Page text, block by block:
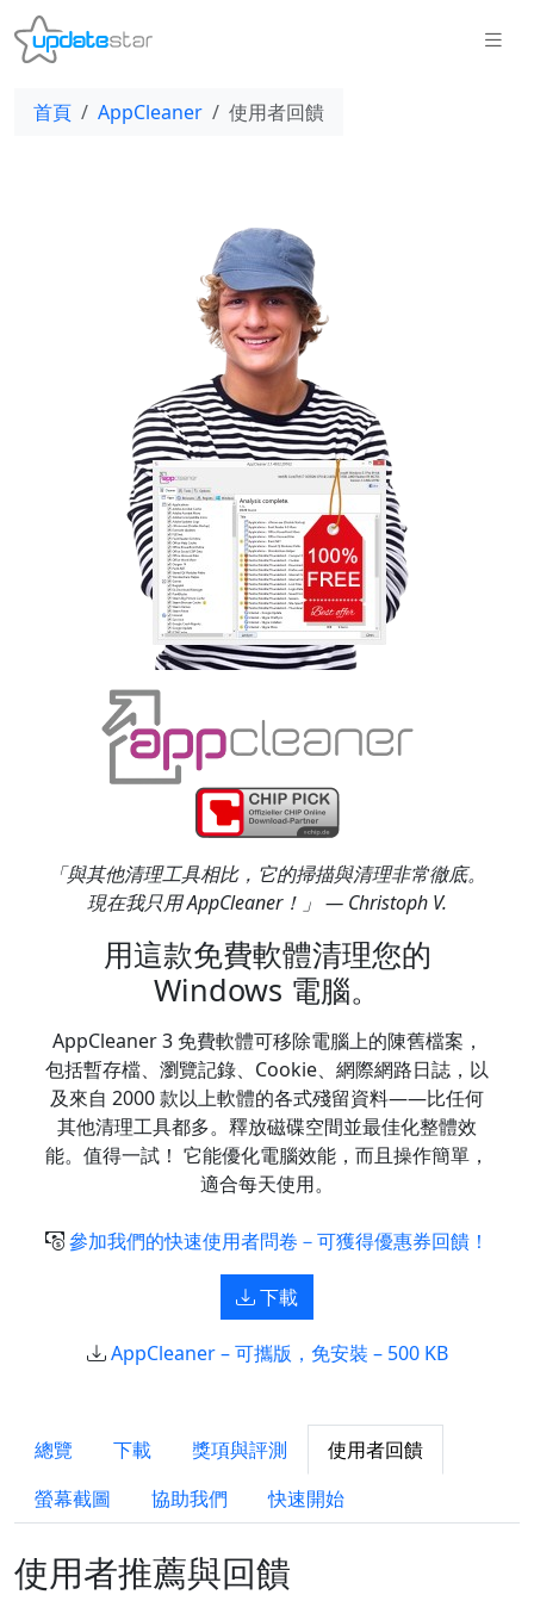
首頁 AppCleaner 使用者回饋
「與其他清理工具相比，它的掃描與清理非常徹底。
現在我只用 AppCleaner！」 — Christoph V.
用這款免費軟體清理您的
Windows 電腦。
AppCleaner 3 免費軟體可移除電腦上的陳舊檔案，
包括暫存檔、瀏覽記錄、Cookie、網際網路日誌，以
及來自 2000 款以上軟體的各式殘留資料——比任何
其他清理工具都多。釋放磁碟空間並最佳化整體效
能。值得一試！ 它能優化電腦效能，而且操作簡單，
適合每天使用。
參加我們的快速使用者問卷－可獲得優惠券回饋！
下載
AppCleaner – 可攜版，免安裝 – 500 KB
總覽 下載 獎項與評測
使用者回饋
螢幕截圖
協助我們 快速開始
使用者推薦與回饋